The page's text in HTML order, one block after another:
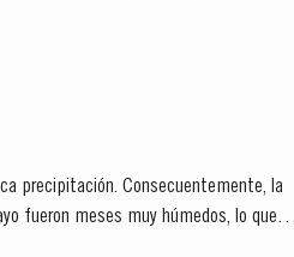
precipitación. Consecuentemente, la